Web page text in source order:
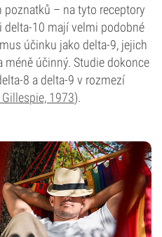
– na tyto receptory
delta-10 mají velmi podobné
účinku jako delta-9, jejich
méně účinný. Studie dokonce
8 a delta-9 v rozmezí
1973).